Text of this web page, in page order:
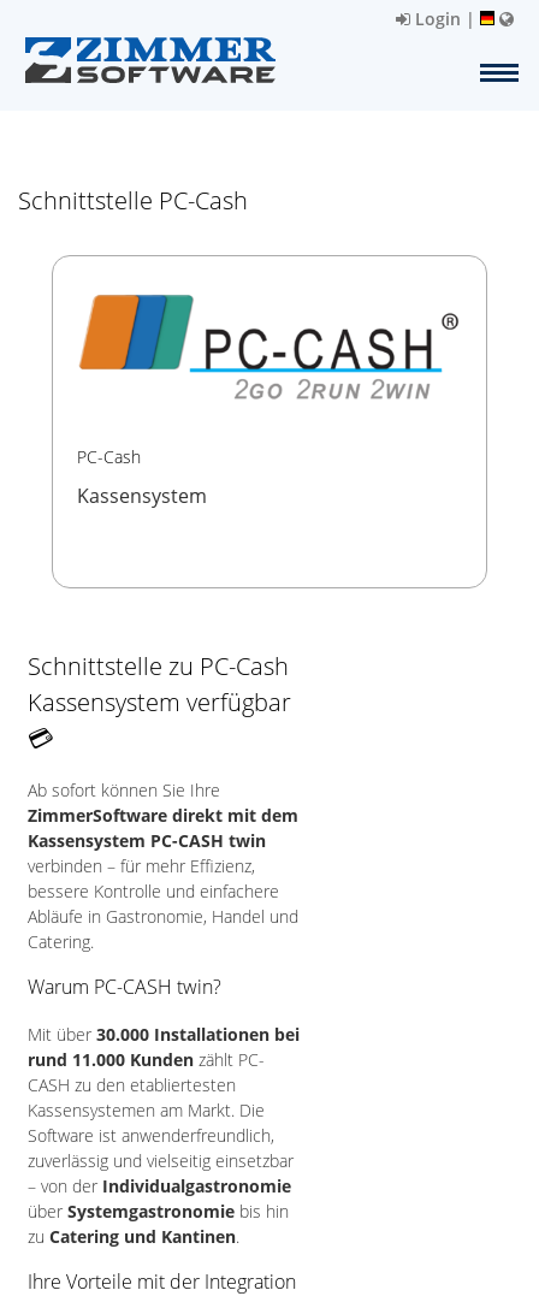
Login |
Schnittstelle PC-Cash
PC-Cash
Kassensystem
Schnittstelle zu PC-Cash
Kassensystem verfügbar
💳
Ab sofort können Sie Ihre
ZimmerSoftware direkt mit dem
Kassensystem PC-CASH twin
verbinden – für mehr Effizienz,
bessere Kontrolle und einfachere
Abläufe in Gastronomie, Handel und
Catering.
Warum PC-CASH twin?
Mit über 30.000 Installationen bei
rund 11.000 Kunden zählt PC-
CASH zu den etabliertesten
Kassensystemen am Markt. Die
Software ist anwenderfreundlich,
zuverlässig und vielseitig einsetzbar
– von der Individualgastronomie
über Systemgastronomie bis hin
zu Catering und Kantinen.
Ihre Vorteile mit der Integration